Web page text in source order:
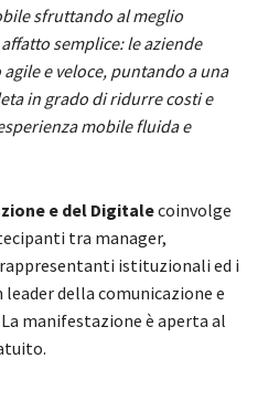
sfruttando al meglio
semplice: le aziende
e veloce, puntando a una
in grado di ridurre costi e
mobile fluida e
e del Digitalecoinvolge
tra manager,
istituzionali ed i
della comunicazione e
manifestazione è aperta al